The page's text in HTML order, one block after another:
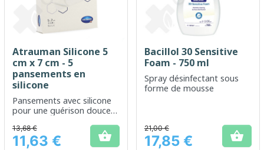
Atrauman Silicone 5
cm x 7 cm - 5
pansements en
silicone
Pansements avec silicone
pour une guérison douce
Prix
13,68 €
11,63 € 
Bacillol 30 Sensitive
Foam - 750 ml
Spray désinfectant sous
forme de mousse
Prix
21,00 €
17,85 € 